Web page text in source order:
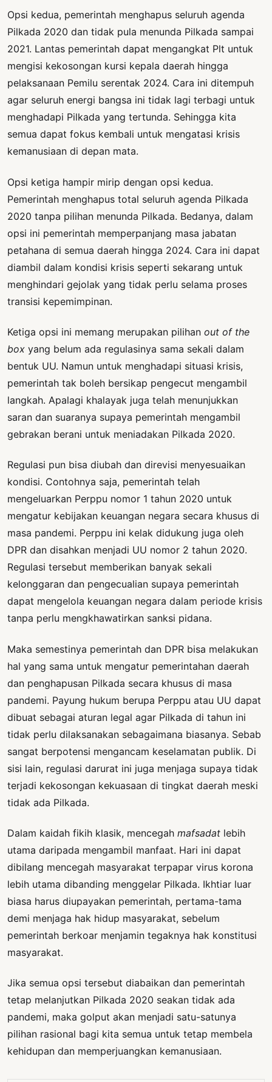
Opsi kedua, pemerintah menghapus seluruh agenda
Pilkada 2020 dan tidak pula menunda Pilkada sampai
2021. Lantas pemerintah dapat mengangkat Plt untuk
mengisi kekosongan kursi kepala daerah hingga
pelaksanaan Pemilu serentak 2024. Cara ini ditempuh
agar seluruh energi bangsa ini tidak lagi terbagi untuk
menghadapi Pilkada yang tertunda. Sehingga kita
semua dapat fokus kembali untuk mengatasi krisis
kemanusiaan di depan mata.
Opsi ketiga hampir mirip dengan opsi kedua.
Pemerintah menghapus total seluruh agenda Pilkada
2020 tanpa pilihan menunda Pilkada. Bedanya, dalam
opsi ini pemerintah memperpanjang masa jabatan
petahana di semua daerah hingga 2024. Cara ini dapat
diambil dalam kondisi krisis seperti sekarang untuk
menghindari gejolak yang tidak perlu selama proses
transisi kepemimpinan.
Ketiga opsi ini memang merupakan pilihan out of the
box yang belum ada regulasinya sama sekali dalam
bentuk UU. Namun untuk menghadapi situasi krisis,
pemerintah tak boleh bersikap pengecut mengambil
langkah. Apalagi khalayak juga telah menunjukkan
saran dan suaranya supaya pemerintah mengambil
gebrakan berani untuk meniadakan Pilkada 2020.
Regulasi pun bisa diubah dan direvisi menyesuaikan
kondisi. Contohnya saja, pemerintah telah
mengeluarkan Perppu nomor 1 tahun 2020 untuk
mengatur kebijakan keuangan negara secara khusus di
masa pandemi. Perppu ini kelak didukung juga oleh
DPR dan disahkan menjadi UU nomor 2 tahun 2020.
Regulasi tersebut memberikan banyak sekali
kelonggaran dan pengecualian supaya pemerintah
dapat mengelola keuangan negara dalam periode krisis
tanpa perlu mengkhawatirkan sanksi pidana.
Maka semestinya pemerintah dan DPR bisa melakukan
hal yang sama untuk mengatur pemerintahan daerah
dan penghapusan Pilkada secara khusus di masa
pandemi. Payung hukum berupa Perppu atau UU dapat
dibuat sebagai aturan legal agar Pilkada di tahun ini
tidak perlu dilaksanakan sebagaimana biasanya. Sebab
sangat berpotensi mengancam keselamatan publik. Di
sisi lain, regulasi darurat ini juga menjaga supaya tidak
terjadi kekosongan kekuasaan di tingkat daerah meski
tidak ada Pilkada.
Dalam kaidah fikih klasik, mencegah mafsadat lebih
utama daripada mengambil manfaat. Hari ini dapat
dibilang mencegah masyarakat terpapar virus korona
lebih utama dibanding menggelar Pilkada. Ikhtiar luar
biasa harus diupayakan pemerintah, pertama-tama
demi menjaga hak hidup masyarakat, sebelum
pemerintah berkoar menjamin tegaknya hak konstitusi
masyarakat.
Jika semua opsi tersebut diabaikan dan pemerintah
tetap melanjutkan Pilkada 2020 seakan tidak ada
pandemi, maka golput akan menjadi satu-satunya
pilihan rasional bagi kita semua untuk tetap membela
kehidupan dan memperjuangkan kemanusiaan.